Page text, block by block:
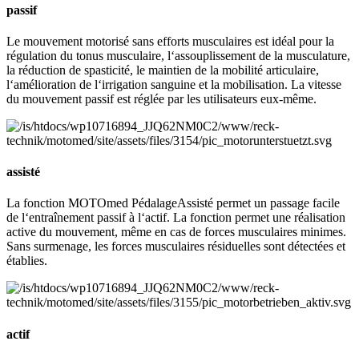
passif
Le mouvement motorisé sans efforts musculaires est idéal pour la
régulation du tonus musculaire, l‘assouplissement de la musculature,
la réduction de spasticité, le maintien de la mobilité articulaire,
l‘amélioration de l‘irrigation sanguine et la mobilisation. La vitesse
du mouvement passif est réglée par les utilisateurs eux-même.
assisté
La fonction MOTOmed PédalageAssisté permet un passage facile
de l‘entraînement passif à l‘actif. La fonction permet une réalisation
active du mouvement, même en cas de forces musculaires minimes.
Sans surmenage, les forces musculaires résiduelles sont détectées et
établies.
actif